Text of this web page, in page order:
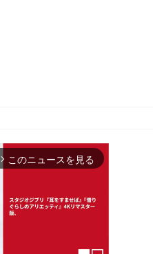
arrow_forward_ios このニュースを見る